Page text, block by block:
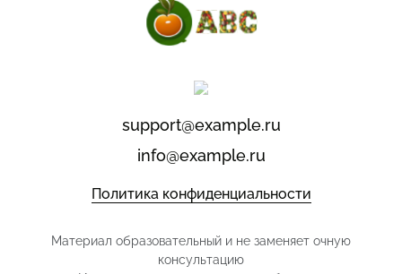
support@example.ru
info@example.ru
Политика конфиденциальности
Материал образовательный и не заменяет очную
консультацию